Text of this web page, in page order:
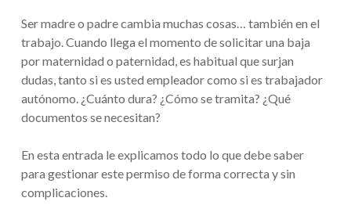
Ser madre o padre cambia muchas cosas… también en el
trabajo. Cuando llega el momento de solicitar una baja
por maternidad o paternidad, es habitual que surjan
dudas, tanto si es usted empleador como si es trabajador
autónomo. ¿Cuánto dura? ¿Cómo se tramita? ¿Qué
documentos se necesitan?
En esta entrada le explicamos todo lo que debe saber
para gestionar este permiso de forma correcta y sin
complicaciones.